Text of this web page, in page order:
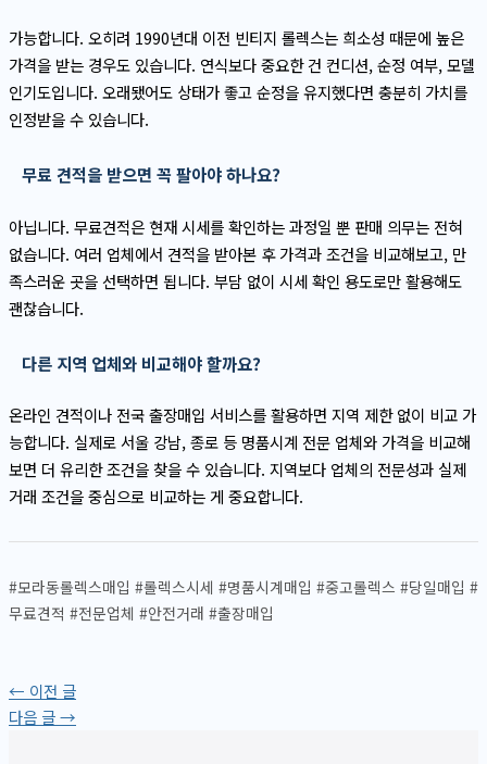
가능합니다. 오히려 1990년대 이전 빈티지 롤렉스는 희소성 때문에 높은
가격을 받는 경우도 있습니다. 연식보다 중요한 건 컨디션, 순정 여부, 모델
인기도입니다. 오래됐어도 상태가 좋고 순정을 유지했다면 충분히 가치를
인정받을 수 있습니다.
무료 견적을 받으면 꼭 팔아야 하나요?
아닙니다. 무료견적은 현재 시세를 확인하는 과정일 뿐 판매 의무는 전혀
없습니다. 여러 업체에서 견적을 받아본 후 가격과 조건을 비교해보고, 만
족스러운 곳을 선택하면 됩니다. 부담 없이 시세 확인 용도로만 활용해도
괜찮습니다.
다른 지역 업체와 비교해야 할까요?
온라인 견적이나 전국 출장매입 서비스를 활용하면 지역 제한 없이 비교 가
능합니다. 실제로 서울 강남, 종로 등 명품시계 전문 업체와 가격을 비교해
보면 더 유리한 조건을 찾을 수 있습니다. 지역보다 업체의 전문성과 실제
거래 조건을 중심으로 비교하는 게 중요합니다.
#모라동롤렉스매입 #롤렉스시세 #명품시계매입 #중고롤렉스 #당일매입 #
무료견적 #전문업체 #안전거래 #출장매입
← 이전 글
다음 글→